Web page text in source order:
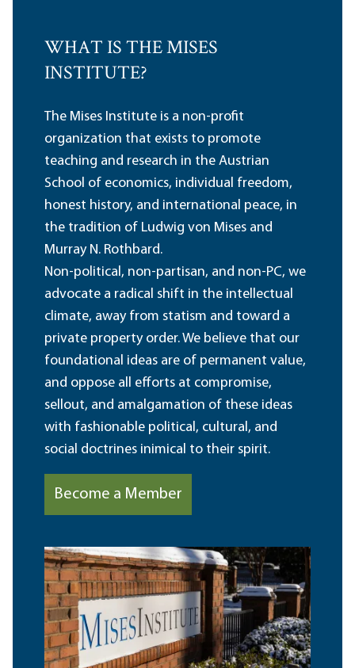
WHAT IS THE MISES
INSTITUTE?
The Mises Institute is a non-profit
organization that exists to promote
teaching and research in the Austrian
School of economics, individual freedom,
honest history, and international peace, in
the tradition of Ludwig von Mises and
Murray N. Rothbard.
Non-political, non-partisan, and non-PC, we
advocate a radical shift in the intellectual
climate, away from statism and toward a
private property order. We believe that our
foundational ideas are of permanent value,
and oppose all efforts at compromise,
sellout, and amalgamation of these ideas
with fashionable political, cultural, and
social doctrines inimical to their spirit.
Become a Member